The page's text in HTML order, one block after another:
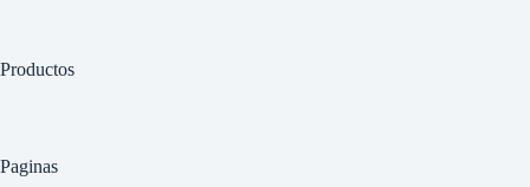
Productos
Paginas